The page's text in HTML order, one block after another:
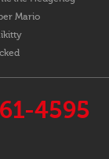
Mario
4595